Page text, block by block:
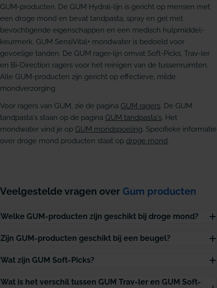
GUM-producten. De GUM Hydral-lijn is gericht op mensen met
een droge mond en bevat tandpasta, spray en gel met
bevochtigende eigenschappen en een medisch hulpmiddel-
keurmerk. GUM SensiVital+ mondwater is bedoeld voor
gevoelige tanden. De GUM rager-lijn omvat Soft-Picks, Trav-ler
en Bi-Direction ragers voor het reinigen van de tussenruimten.
Alle GUM-producten zijn gericht op effectieve, milde
mondverzorging.
Voor ragers van GUM, zie de pagina GUM ragers. De GUM
tandpasta's staan op de pagina GUM tandpasta's. Het
mondwater vind je op GUM mondspoeling. Specifieke informatie
over droge mond producten staat op droge mond.
Veelgestelde vragen over Gum producten
Welke GUM-producten zijn geschikt bij droge mond?
Zijn GUM-producten geschikt bij een beugel?
Wat zijn GUM Soft-Picks?
Wat is het verschil tussen GUM Trav-ler en GUM Soft-